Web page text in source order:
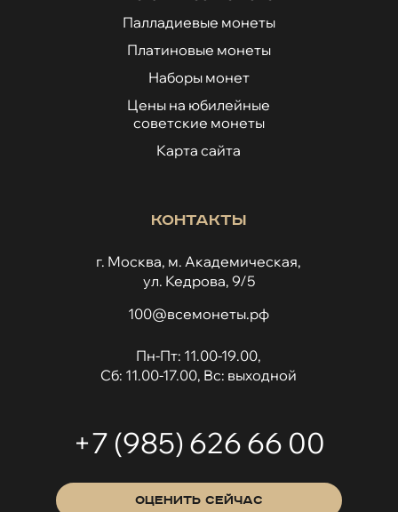
Палладиевые монеты
Платиновые монеты
Наборы монет
Цены на юбилейные
советские монеты
Карта сайта
Контакты
г. Москва, м. Академическая,
ул. Кедрова, 9/5
100@всемонеты.рф
Пн-Пт: 11.00-19.00,
Сб: 11.00-17.00, Вс: выходной
+7 (985) 626 66 00
ОЦЕНИТЬ СЕЙЧАС